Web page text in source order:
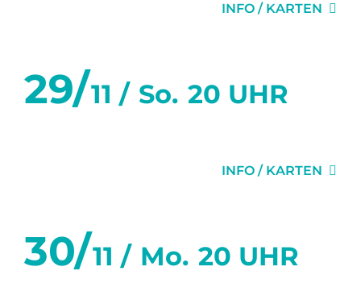
INFO / KARTEN
29/11 / So. 20 UHR
INFO / KARTEN
30/11 / Mo. 20 UHR